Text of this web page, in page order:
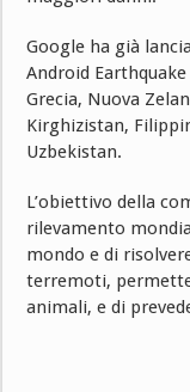
Google ha già
Android
Grecia, Nuova
Kirghizistan,
Uzbekistan.
L’obiettivo della
rilevamento
mondo e di
terremoti,
animali, e di